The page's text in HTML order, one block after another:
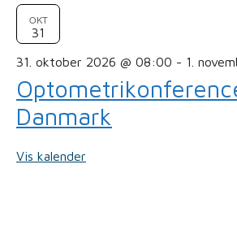
OKT
31
31. oktober 2026 @ 08:00 - 1.
Danmark
Vis kalender